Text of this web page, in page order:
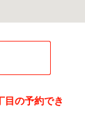
目の予約でき